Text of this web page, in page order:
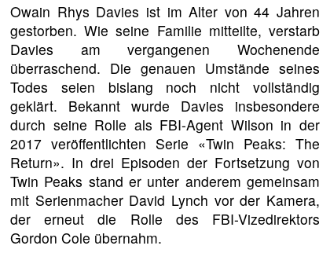
Owain Rhys Davies ist im Alter von 44 Jahren
gestorben. Wie seine Familie mitteilte, verstarb
Davies am vergangenen Wochenende
überraschend. Die genauen Umstände seines
Todes seien bislang noch nicht vollständig
geklärt. Bekannt wurde Davies insbesondere
durch seine Rolle als FBI-Agent Wilson in der
2017 veröffentlichten Serie «Twin Peaks: The
Return». In drei Episoden der Fortsetzung von
Twin Peaks stand er unter anderem gemeinsam
mit Serienmacher David Lynch vor der Kamera,
der erneut die Rolle des FBI-Vizedirektors
Gordon Cole übernahm.